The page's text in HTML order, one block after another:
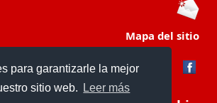
para garantizarle la mejor
sitio web.
Leer más
Mapa del sitio